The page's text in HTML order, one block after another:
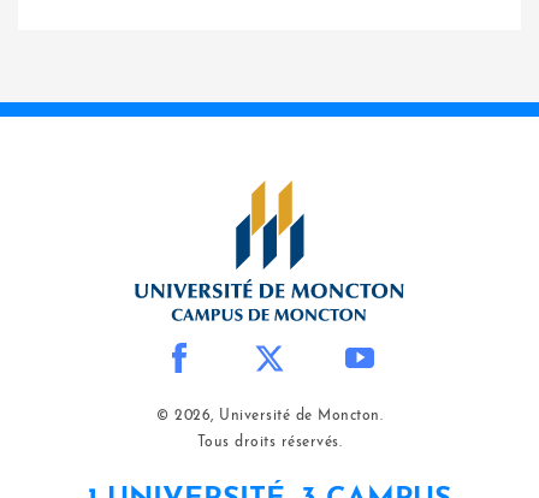
© 2026, Université de Moncton.
Tous droits réservés.